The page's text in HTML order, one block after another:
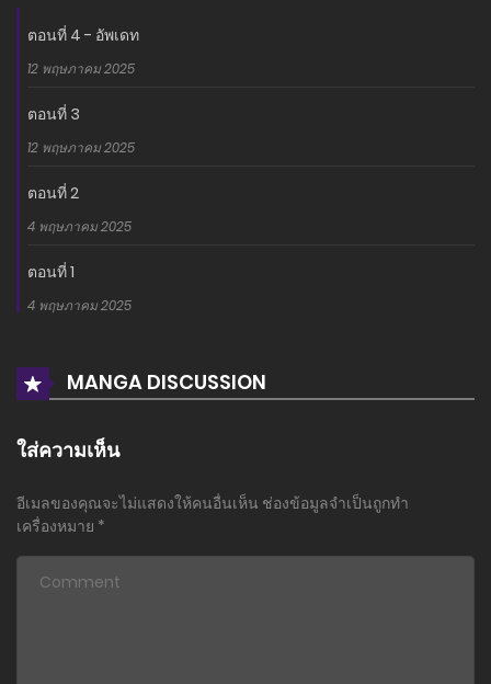
ตอนที่ 4 - อัพเดท
12 พฤษภาคม 2025
ตอนที่ 3
12 พฤษภาคม 2025
ตอนที่ 2
4 พฤษภาคม 2025
ตอนที่ 1
4 พฤษภาคม 2025
MANGA DISCUSSION
ใส่ความเห็น
อีเมลของคุณจะไม่แสดงให้คนอื่นเห็น ช่องข้อมูลจำเป็นถูกทำ
เครื่องหมาย *